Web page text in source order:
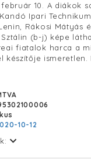
február 10. A diákok
Ipari
Rákosi Mátyás
(b-j) képe
fiatalok harca a
készítője
10-12